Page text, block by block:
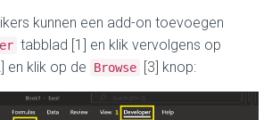
kunnen een add-on toevoegen
tabblad [1] en klik vervolgens op
en klik op de Browse [3] knop: